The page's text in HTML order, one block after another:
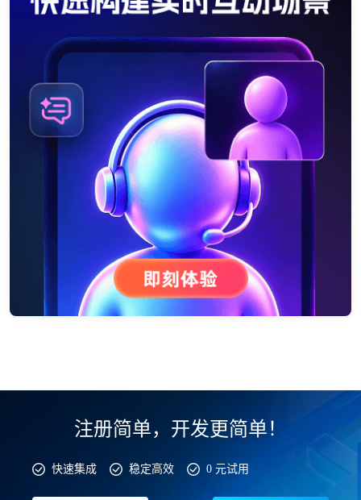
注册简单，开发更简单！
快速集成 稳定高效 0 元试用